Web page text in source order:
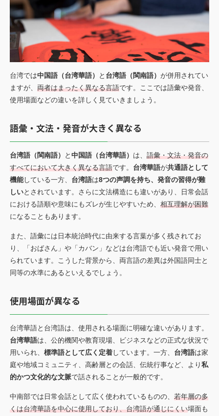
台湾では中国語（台湾華語） と 台湾語（閩南語） が併用されてい
ますが、 両者はまったく異なる言語です。ここでは語彙や発音、
使用場面などの違いを詳しく見ていきましょう。
語彙・文法・発音が大きく異なる
台湾語（閩南語） と中国語（台湾華語） は、 語彙・文法・発音の
すべてにおいて大きく異なる言語です。 台湾華語が共通語として
機能している一方、 台湾語は8つの声調を持ち、発音の習得が難
しいとされています。さらに文法構造にも違いがあり、日常会話
における語順や意味にもズレが生じやすいため、 相互理解が困難
になることもあります。
また、語彙には日本統治時代に由来する言葉が多く残されてお
り、「おばさん」や「カバン」などは台湾語でも近い発音で用い
られています。こうした背景から、両言語の差異は外国語同士と
同等の水準にあるといえるでしょう。
使用場面が異なる
台湾華語と台湾語は、使用される場面に明確な違いがあります。
台湾華語は、公的機関や教育現場、ビジネスなどの正式な状況で
用いられ、 標準語として広く定着しています。一方、 台湾語は家
庭や地域コミュニティ、高齢層との会話、伝統行事など、より私
的かつ文化的な文脈で話されることが一般的です。
中南部では日常会話として広く使われているものの、 若年層の多
くは台湾華語を中心に使用しており、台湾語が通じにくい場面も